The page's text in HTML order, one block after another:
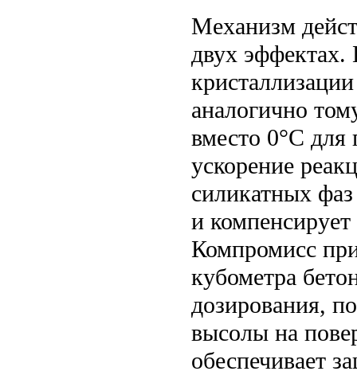
Механизм
двух
аналогично
вместо 0°C
ускорение
силикатных
и
Компромисс
кубометра
дозирования,
высолы на
обеспечивает